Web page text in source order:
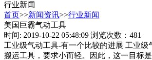
行业新闻
首页>>新闻资讯>>行业新闻
美国巨霸气动工具
时间: 2019-10-22 05:48:09 浏览次数：481
工业级气动工具-有一个比较的进展 工业级
搬运工具，要求小而轻。因此，这一目标是